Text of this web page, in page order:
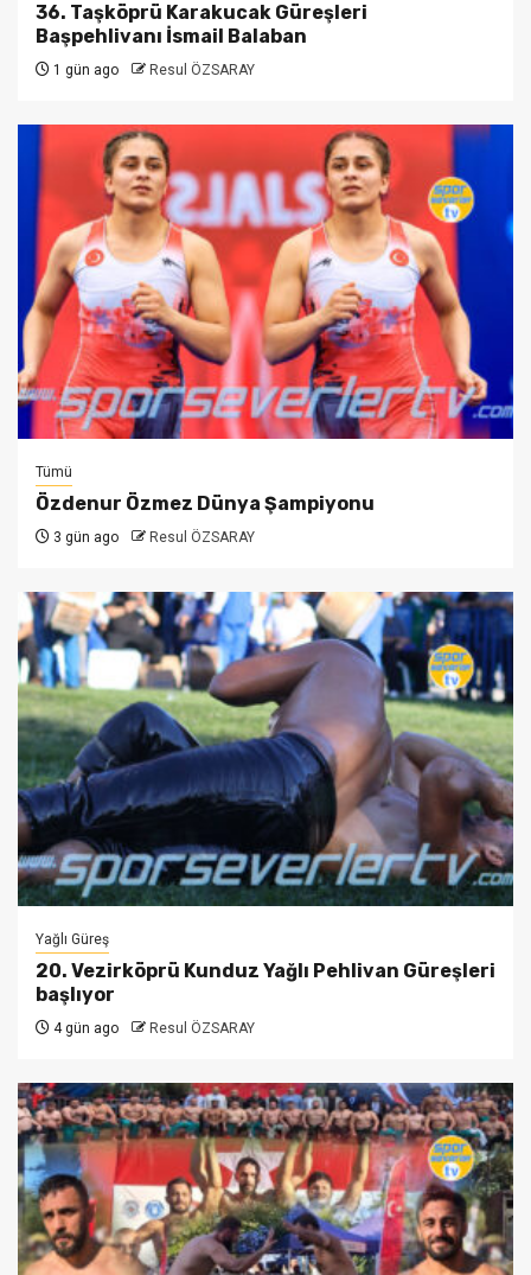
36. Taşköprü Karakucak Güreşleri
Başpehlivanı İsmail Balaban
1 gün ago Resul ÖZSARAY
Tümü
Özdenur Özmez Dünya Şampiyonu
3 gün ago Resul ÖZSARAY
Yağlı Güreş
20. Vezirköprü Kunduz Yağlı Pehlivan Güreşleri
başlıyor
4 gün ago Resul ÖZSARAY